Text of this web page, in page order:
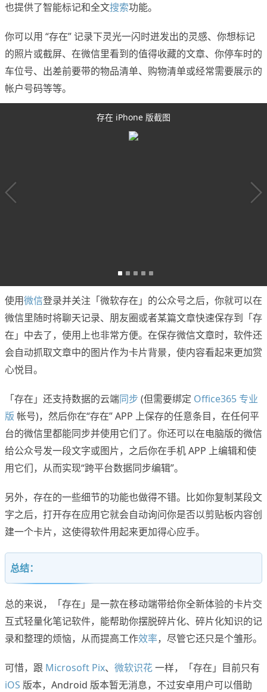
也提供了智能标记和全文搜索功能。
你可以用 “存在” 记录下灵光一闪时迸发出的灵感、你想标记
的照片或截屏、在微信里看到的值得收藏的文章、你停车时的
车位号、出差前要带的物品清单、购物清单或经常需要展示的
帐户号码等等。
存在 iPhone 版截图
使用微信登录并关注「微软存在」的公众号之后，你就可以在
微信里随时将聊天记录、朋友圈或者某篇文章快速保存到「存
在」中去了，使用上也非常方便。在保存微信文章时，软件还
会自动抓取文章中的图片作为卡片背景，使内容看起来更加赏
心悦目。
「存在」还支持数据的云端同步 (但需要绑定 Office365 专业
版 帐号)，然后你在“存在” APP 上保存的任意条目，在任何平
台的微信里都能同步并使用它们了。你还可以在电脑版的微信
给公众号发一段文字或图片，之后你在手机 APP 上编辑和使
用它们，从而实现“跨平台数据同步编辑”。
另外，存在的一些细节的功能也做得不错。比如你复制某段文
字之后，打开存在应用它就会自动询问你是否以剪贴板内容创
建一个卡片，这使得软件用起来更加得心应手。
总结：
总的来说，「存在」是一款在移动端带给你全新体验的卡片交
互式轻量化笔记软件，能帮助你摆脱碎片化、碎片化知识的记
录和整理的烦恼，从而提高工作效率，尽管它还只是个雏形。
可惜，跟 Microsoft Pix、 微软识花一样，「存在」目前只有
iOS 版本，Android 版本暂无消息，不过安卓用户可以借助